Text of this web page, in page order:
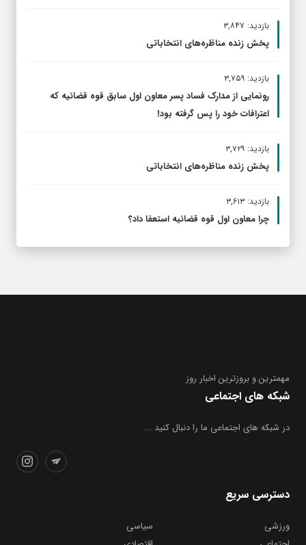
بازدید: ۳,۸۴۷
پخش زنده مناظره‌های انتخاباتی
بازدید: ۳,۷۵۹
رونمایی از مدارک فساد پسر معاون اول سابق قوه قضائیه که
اعترافات خود را پس گرفته بود!
بازدید: ۳,۷۲۹
پخش زنده مناظره‌های انتخاباتی
بازدید: ۳,۶۱۳
چرا معاون اول قوه قضائیه استعفا داد؟
مهمترین و بروز‌ترین اخبار روز
شبکه های اجتماعی
در شبکه های اجتماعی ما را دنبال کنید ...
دسترسی سریع
ورزشی
سیاسی